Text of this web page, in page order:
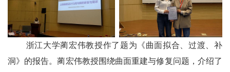
浙江大学蔺宏伟教授作了题为《曲面拟合、过渡、补
洞》的报告。蔺宏伟教授围绕曲面重建与修复问题，介绍了